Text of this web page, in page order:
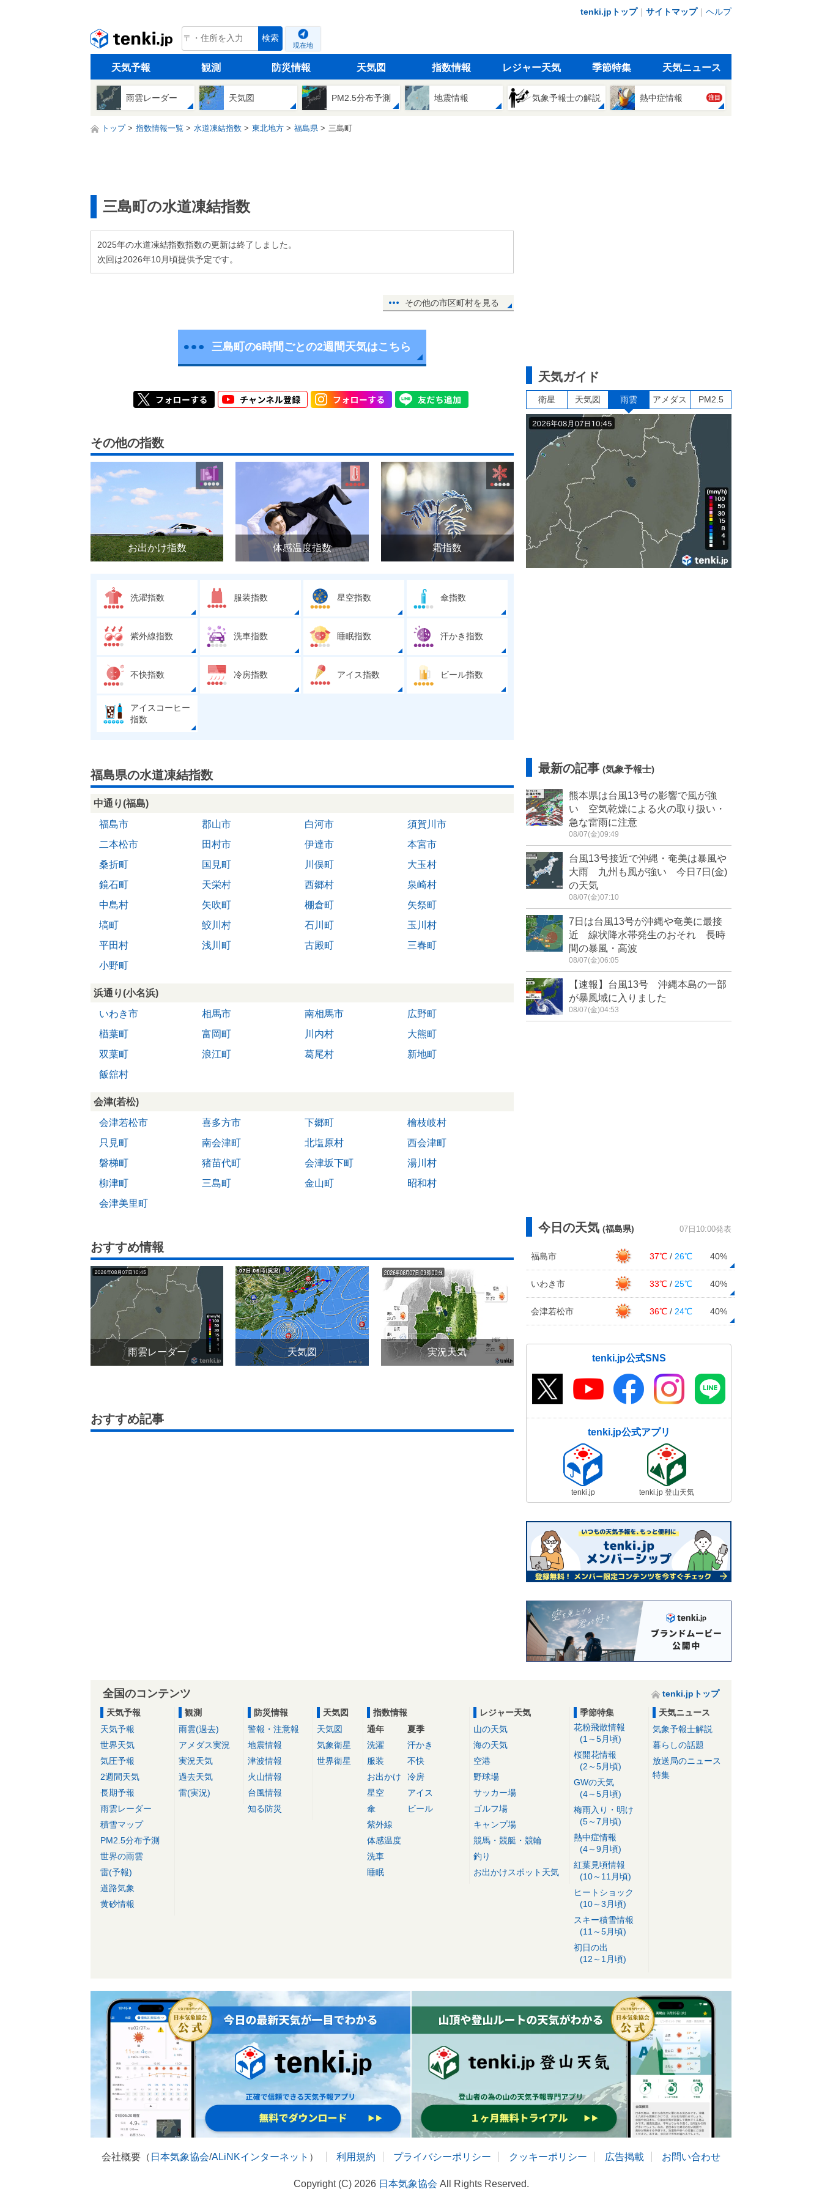
tenki.jpトップ｜ サイトマップ｜ ヘルプ
tenki.jp 検索
現在地
天気予報 観測 防災情報 天気図 指数情報 レジャー天気 季節特集 天気ニュース
雨雲レーダー 天気図 PM2.5分布予測 地震情報 気象予報士の解説 熱中症情報 注目
トップ 指数情報一覧 水道凍結指数 東北地方 福島県 三島町
三島町の水道凍結指数
2025年の水道凍結指数指数の更新は終了しました。
次回は2026年10月頃提供予定です。
その他の市区町村を見る
三島町の6時間ごとの2週間天気はこちら
その他の指数
お出かけ指数 体感温度指数 霜指数
洗濯指数 服装指数 星空指数 傘指数
紫外線指数 洗車指数 睡眠指数 汗かき指数
不快指数 冷房指数 アイス指数 ビール指数
アイスコーヒー
指数
福島県の水道凍結指数
中通り(福島)
福島市
郡山市 白河市
須賀川市
二本松市
田村市 伊達市
本宮市
桑折町
国見町 川俣町
大玉村
鏡石町
天栄村 西郷村
泉崎村
中島村
矢吹町 棚倉町
矢祭町
塙町
鮫川村 石川町
玉川村
平田村
浅川町 古殿町
三春町
小野町
浜通り(小名浜)
いわき市
相馬市 南相馬市
広野町
楢葉町
富岡町 川内村
大熊町
双葉町
浪江町 葛尾村
新地町
飯舘村
会津(若松)
会津若松市
喜多方市 下郷町
檜枝岐村
只見町
南会津町 北塩原村
西会津町
磐梯町
猪苗代町 会津坂下町
湯川村
柳津町
三島町 金山町
昭和村
会津美里町
おすすめ情報
雨雲レーダー 天気図 実況天気
おすすめ記事
天気ガイド
衛星 天気図 雨雲 アメダス PM2.5
最新の記事 (気象予報士)
熊本県は台風13号の影響で風が強
い 空気乾燥による火の取り扱い・
急な雷雨に注意
08/07(金)09:49
台風13号接近で沖縄・奄美は暴風や
大雨 九州も風が強い 今日7日(金)
の天気
08/07(金)07:10
7日は台風13号が沖縄や奄美に最接
近 線状降水帯発生のおそれ 長時
間の暴風・高波
08/07(金)06:05
【速報】台風13号 沖縄本島の一部
が暴風域に入りました
08/07(金)04:53
今日の天気 (福島県) 07日10:00発表
福島市 37℃ / 26℃ 40%
いわき市 33℃ / 25℃ 40%
会津若松市 36℃ / 24℃ 40%
tenki.jp公式SNS
tenki.jp公式アプリ
tenki.jp tenki.jp 登山天気
全国のコンテンツ
tenki.jpトップ
天気予報
天気予報
世界天気
気圧予報
2週間天気
長期予報
雨雲レーダー
積雪マップ
PM2.5分布予測
世界の雨雲
雷(予報)
道路気象
黄砂情報
観測
雨雲(過去)
アメダス実況
実況天気
過去天気
雷(実況)
防災情報
警報・注意報
地震情報
津波情報
火山情報
台風情報
知る防災
天気図
天気図
気象衛星
世界衛星
指数情報
通年
洗濯
服装
お出かけ
星空
傘
紫外線
体感温度
洗車
睡眠
夏季
汗かき
不快
冷房
アイス
ビール
レジャー天気
山の天気
海の天気
空港
野球場
サッカー場
ゴルフ場
キャンプ場
競馬・競艇・競輪
釣り
お出かけスポット天気
季節特集
花粉飛散情報
(1～5月頃)
桜開花情報
(2～5月頃)
GWの天気
(4～5月頃)
梅雨入り・明け
(5～7月頃)
熱中症情報
(4～9月頃)
紅葉見頃情報
(10～11月頃)
ヒートショック
(10～3月頃)
スキー積雪情報
(11～5月頃)
初日の出
(12～1月頃)
天気ニュース
気象予報士解説
暮らしの話題
放送局のニュース
特集
会社概要（ 日本気象協会/ALiNKインターネット ） 利用規約 プライバシーポリシー クッキーポリシー 広告掲載 お問い合わせ
Copyright (C) 2026 日本気象協会 All Rights Reserved.